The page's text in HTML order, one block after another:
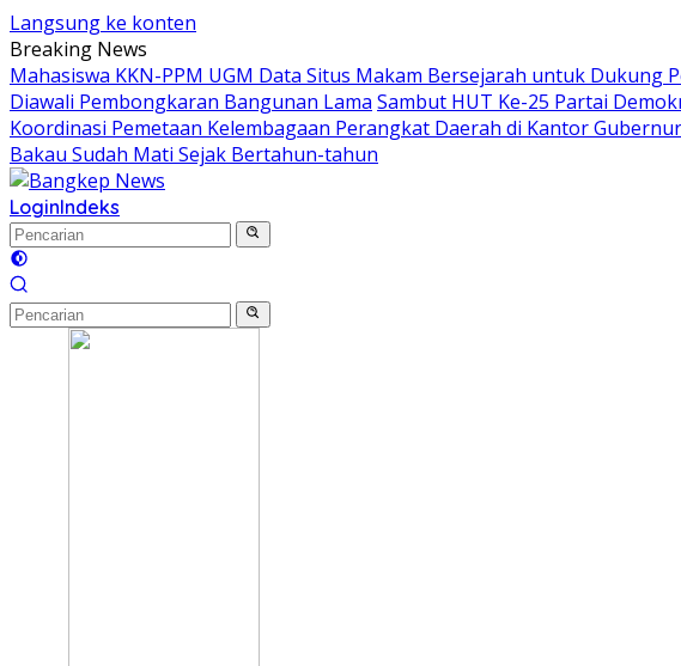
Langsung ke konten
Breaking News
Mahasiswa KKN-PPM UGM Data Situs Makam Bersejarah untuk Dukung
Diawali Pembongkaran Bangunan Lama Sambut HUT Ke-25 Partai
Koordinasi Pemetaan Kelembagaan Perangkat Daerah di Kantor
Bakau Sudah Mati Sejak Bertahun-tahun
LoginIndeks